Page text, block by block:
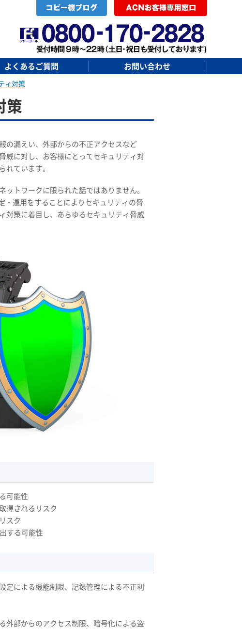
よくあるご質問 お問い合わせ
ィ対策
策
の漏えい、外部からの不正アクセスなど
威に対し、お客様にとってセキュリティ対
ています。
トワークに限られた話ではありません。
・運用をすることによりセキュリティの脅
対策に着目し、あらゆるセキュリティ脅威
可能性
得されるリスク
スク
する可能性
定による機能制限、記録管理による不正利
外部からのアクセス制限、暗号化による盗